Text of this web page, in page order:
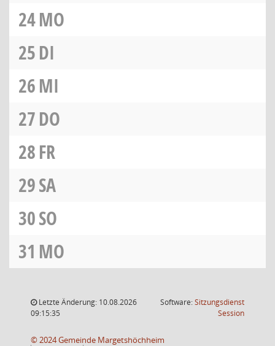
24MO
25DI
26MI
27DO
28FR
29SA
30SO
31 MO
Letzte Änderung: 10.08.2026
09:15:35
Software:Sitzungsdienst
Session(Wird in
© 2024 Gemeinde Margetshöchheim